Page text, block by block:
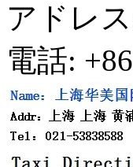
アドレ
電話: